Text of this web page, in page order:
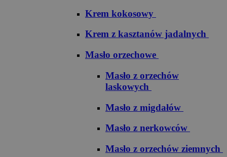
Krem kokosowy
Krem z kasztanów jadalnych
Masło orzechowe
Masło z orzechów
laskowych
Masło z migdałów
Masło z nerkowców
Masło z orzechów ziemnych